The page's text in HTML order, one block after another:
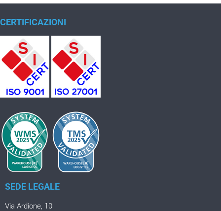
CERTIFICAZIONI
SEDE LEGALE
Via Ardione, 10